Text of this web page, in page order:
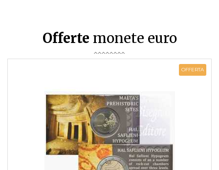
Offerte monete euro
OFFERTA